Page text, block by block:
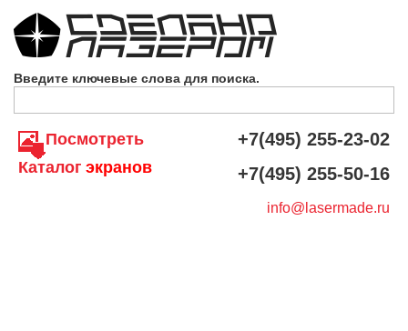
Введите ключевые слова для поиска.
Посмотреть
Каталог экранов
+7(495) 255-23-02
+7(495) 255-50-16
info@lasermade.ru